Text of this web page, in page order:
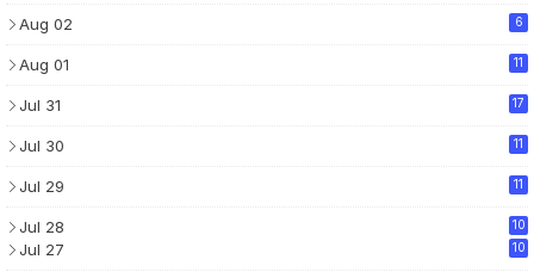
Aug 02 6
Aug 01 11
Jul 31 17
Jul 30 11
Jul 29 11
Jul 28 10
Jul 27 10